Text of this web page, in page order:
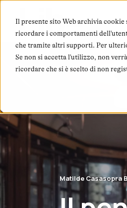
Il presente sito Web archivia
ricordare i comportamenti
che tramite altri supporti. Per
Se non si accetta l'utilizzo, non
ricordare che si è scelto di non
Matilde Casasopra